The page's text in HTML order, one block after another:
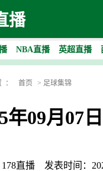
播
NBA直播 英超直播
： 首页 > 足球集锦
年09月07
直播 发表时间：